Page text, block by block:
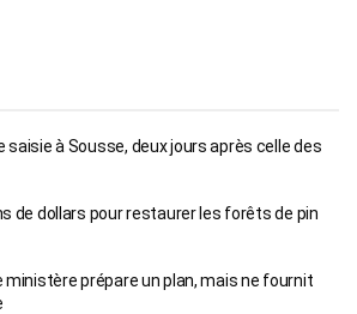
saisie à Sousse, deux jours après celle des
de dollars pour restaurer les forêts de pin
ministère prépare un plan, mais ne fournit